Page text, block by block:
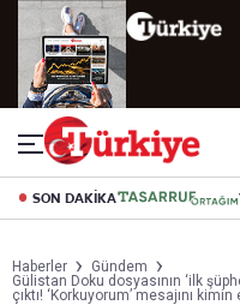
SON DAKİKA
Haberler
Gündem
Gülistan Doku dosyasının ‘ilk
çıktı! ‘Korkuyorum’ mesajını